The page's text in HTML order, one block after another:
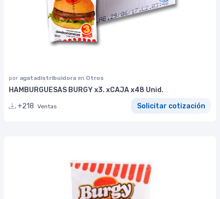
por agatadistribuidora en Otros
HAMBURGUESAS BURGY x3. xCAJA x48 Unid.
+218 Ventas Solicitar cotización